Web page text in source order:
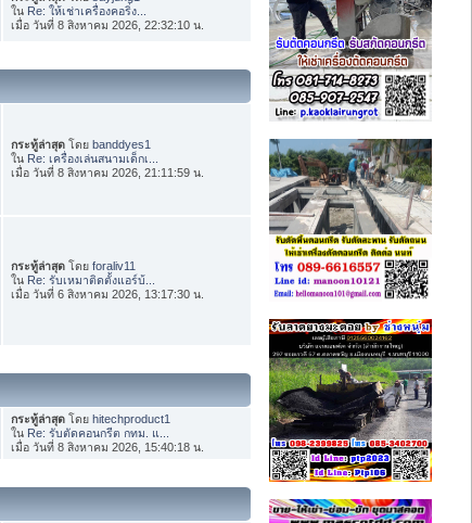
ใน Re: ให้เช่าเครื่องคอริ่ง...
เมื่อ วันที่ 8 สิงหาคม 2026, 22:32:10 น.
กระทู้ล่าสุด โดยbanddyes1
ใน Re: เครื่องเล่นสนามเด็กเ...
เมื่อ วันที่ 8 สิงหาคม 2026, 21:11:59 น.
กระทู้ล่าสุด โดยforaliv11
ใน Re: รับเหมาติดตั้งแอร์บ้...
เมื่อ วันที่ 6 สิงหาคม 2026, 13:17:30 น.
กระทู้ล่าสุด โดยhitechproduct1
ใน Re: รับตัดคอนกรีต กทม. แ...
เมื่อ วันที่ 8 สิงหาคม 2026, 15:40:18 น.